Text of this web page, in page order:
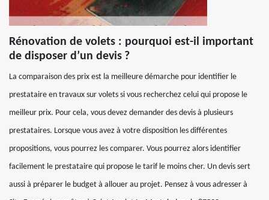
Rénovation de volets : pourquoi est-il important
de disposer d’un devis ?
La comparaison des prix est la meilleure démarche pour identifier le
prestataire en travaux sur volets si vous recherchez celui qui propose le
meilleur prix. Pour cela, vous devez demander des devis à plusieurs
prestataires. Lorsque vous avez à votre disposition les différentes
propositions, vous pourrez les comparer. Vous pourrez alors identifier
facilement le prestataire qui propose le tarif le moins cher. Un devis sert
aussi à préparer le budget à allouer au projet. Pensez à vous adresser à